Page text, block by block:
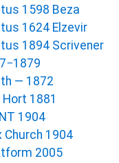
1598 Beza
1624 Elzevir
1894 Scrivener
— 1872
1881
1904
Church 1904
2005